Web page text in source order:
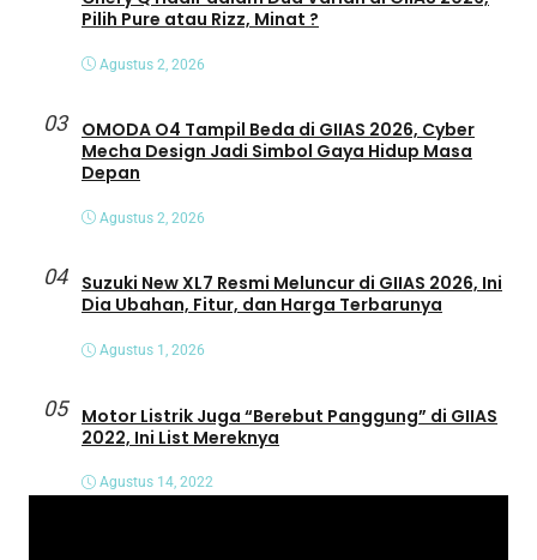
Pilih Pure atau Rizz, Minat ?
Agustus 2, 2026
03
OMODA O4 Tampil Beda di GIIAS 2026, Cyber
Mecha Design Jadi Simbol Gaya Hidup Masa
Depan
Agustus 2, 2026
04
Suzuki New XL7 Resmi Meluncur di GIIAS 2026, Ini
Dia Ubahan, Fitur, dan Harga Terbarunya
Agustus 1, 2026
05
Motor Listrik Juga “Berebut Panggung” di GIIAS
2022, Ini List Mereknya
Agustus 14, 2022